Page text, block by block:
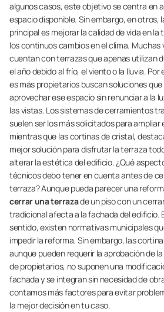
algunos casos, este objetivo se centra en
espacio disponible. Sin embargo, en otros,
principal es mejorar la calidad de vida en la
los continuos cambios en el clima. Muchas
cuentan con terrazas que apenas utilizan
el año debido al frío, el viento o la lluvia. Por
es más propietarios buscan soluciones
aprovechar ese espacio sin renunciar a la
las vistas. Los sistemas de cerramientos
suelen ser los más solicitados para ampliar
mientras que las cortinas de cristal,
mejor solución para disfrutar la terraza
alterar la estética del edificio. ¿Qué
técnicos debo tener en cuenta antes de
terraza? Aunque pueda parecer una
cerrar una terrazade un piso con un
tradicional afecta a la fachada del edificio.
sentido, existen normativas municipales
impedir la reforma. Sin embargo, las
aunque pueden requerir la aprobación de
de propietarios, no suponen una
fachada y se integran sin necesidad de
contamos más factores para evitar
la mejor decisión en tu caso.